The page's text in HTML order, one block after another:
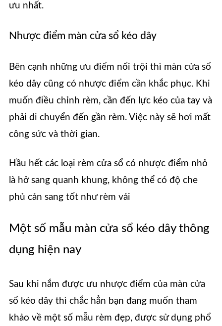
ưu nhất.
Nhược điểm màn cửa sổ kéo dây
Bên cạnh những ưu điểm nổi trội thì màn cửa sổ
kéo dây cũng có nhược điểm cần khắc phục. Khi
muốn điều chỉnh rèm, cần đến lực kéo của tay và
phải di chuyển đến gần rèm. Việc này sẽ hơi mất
công sức và thời gian.
Hầu hết các loại rèm cửa sổ có nhược điểm nhỏ
là hở sang quanh khung, không thể có độ che
phủ cản sang tốt như rèm vải
Một số mẫu màn cửa sổ kéo dây thông
dụng hiện nay
Sau khi nắm được ưu nhược điểm của màn cửa
sổ kéo dây thì chắc hẳn bạn đang muốn tham
khảo về một số mẫu rèm đẹp, được sử dụng phổ